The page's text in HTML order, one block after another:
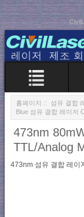
홈페이지 :: 섬유 결합
Blue 섬유 결합 레이저
473nm
TTL/Analog
473nm 섬유 결합 레이